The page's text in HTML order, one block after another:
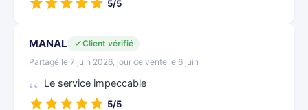
5/5
MANAL
Client vérifié
Partagé le 7 juin 2026, jour de vente le 6 juin
Le service impeccable
5/5